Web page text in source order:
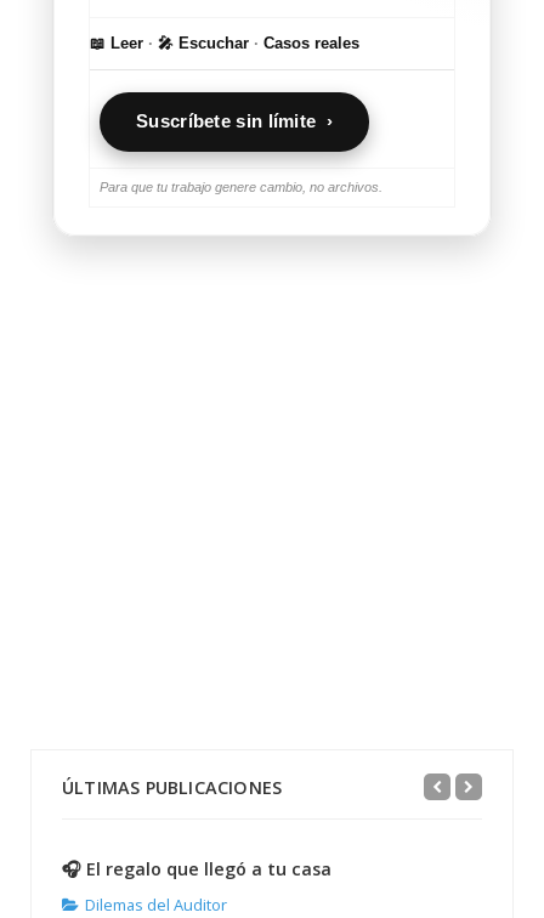
📖 Leer · 🎤 Escuchar · Casos reales
Suscríbete sin límite ›
Para que tu trabajo genere cambio, no archivos.
ÚLTIMAS PUBLICACIONES
🎧 El regalo que llegó a tu casa
Dilemas del Auditor